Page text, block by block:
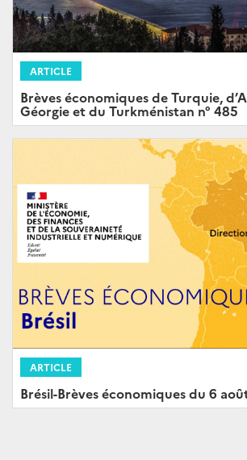
ARTICLE
Brèves économiques de Turquie,
Géorgie et du Turkménistan n° 485
ARTICLE
Brésil-Brèves économiques du 6